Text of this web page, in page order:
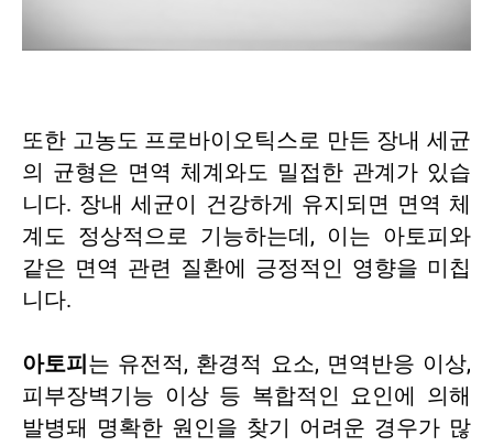
또한 고농도 프로바이오틱스로 만든 장내 세균
의 균형은 면역 체계와도 밀접한 관계가 있습
니다. 장내 세균이 건강하게 유지되면 면역 체
계도 정상적으로 기능하는데, 이는 아토피와
같은 면역 관련 질환에 긍정적인 영향을 미칩
니다.
아토피 는 유전적, 환경적 요소, 면역반응 이상,
피부장벽기능 이상 등 복합적인 요인에 의해
발병돼 명확한 원인을 찾기 어려운 경우가 많